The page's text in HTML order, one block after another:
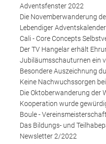
Adventsfenster 2022
Die Novemberwanderung
Lebendiger
Cali - Core Concepts
Der TV Hangelar erhält
Jubiläumsschauturnen ein
Besondere Auszeichnung
Keine Nachwuchssorgen
Die Oktoberwanderung der
Kooperation wurde
Boule -
Das Bildungs- und
Newsletter 2/2022